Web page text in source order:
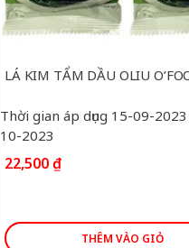
Thời gian áp dụng 15-09-
10-2023
22,500₫
THÊM VÀO GIỎ